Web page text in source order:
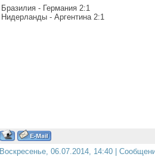
Бразилия - Германия 2:1
Нидерланды - Аргентина 2:1
Воскресенье, 06.07.2014, 14:40 |